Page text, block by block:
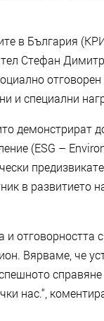
в България
Стефан
и специални
демонстрират
(ESG –
в развитието
и отговорността
Вярваме, че
справяне
нас.“,